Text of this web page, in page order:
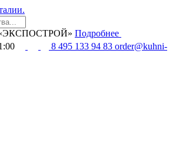
Подробнее
8 495 133 94 83 order@kuhni-